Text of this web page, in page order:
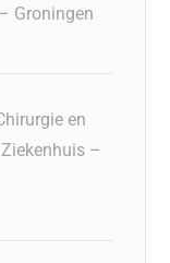
Groningen
en
–